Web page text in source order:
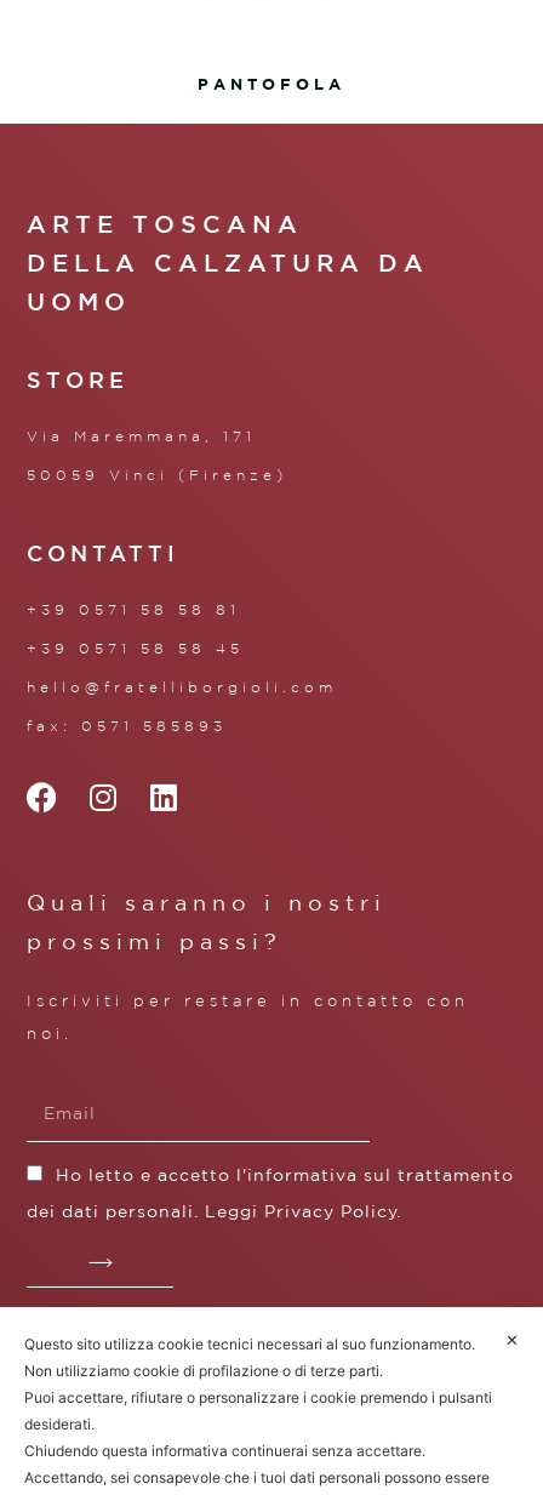
PANTOFOLA
ARTE TOSCANA
DELLA CALZATURA DA
UOMO
STORE
Via Maremmana, 171
50059 Vinci (Firenze)
CONTATTI
+39 0571 58 58 81
+39 0571 58 58 45
hello@fratelliborgioli.com
fax: 0571 585893
Quali saranno i nostri
prossimi passi?
Iscriviti per restare in contatto con
noi.
Ho letto e accetto l'informativa sul trattamento
dei dati personali. Leggi Privacy Policy
Operazione / progetto co-finanziato dal POS FESR
Toscana 2014-2020
✕
Questo sito utilizza cookie tecnici necessari al suo funzionamento.
Non utilizziamo cookie di profilazione o di terze parti.
Puoi accettare, rifiutare o personalizzare i cookie premendo i pulsanti
desiderati.
Chiudendo questa informativa continuerai senza accettare.
Accettando, sei consapevole che i tuoi dati personali possono essere